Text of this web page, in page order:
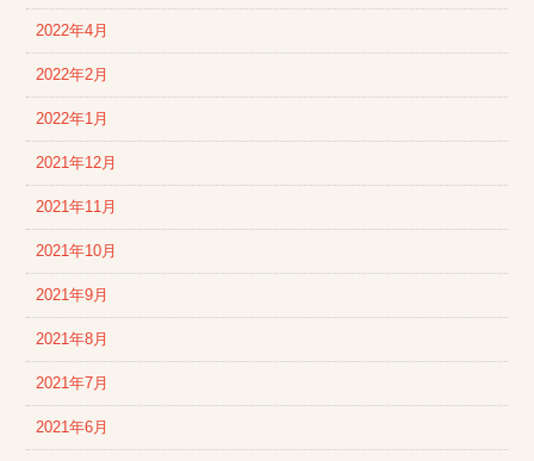
2022年4月
2022年2月
2022年1月
2021年12月
2021年11月
2021年10月
2021年9月
2021年8月
2021年7月
2021年6月